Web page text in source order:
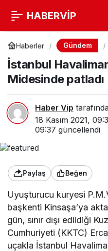
HABERVİP
Haberler Gündem
İstanbul
Midesinde patladı
Haber Vip
18 Kasım 2021,
09:37 güncellendi
Paylaş Beğen
Uyuşturucu kuryesi
başkenti Kinsaşa’ya
gün, sınır dışı edildiği
Cumhuriyeti (KKTC)
uçakla İstanbul